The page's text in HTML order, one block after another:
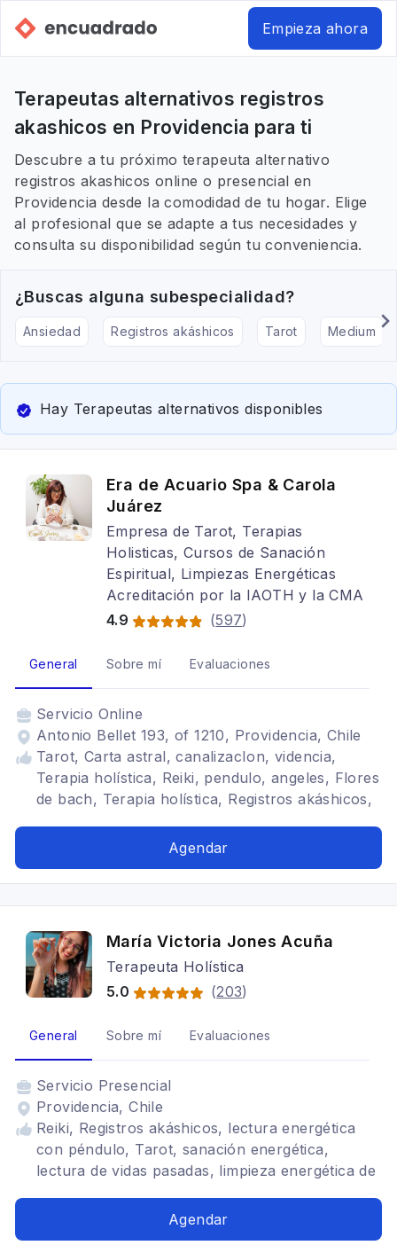
Empieza ahora
Terapeutas alternativos registros
akashicos en Providencia para ti
Descubre a tu próximo terapeuta alternativo
registros akashicos online o presencial en
Providencia desde la comodidad de tu hogar. Elige
al profesional que se adapte a tus necesidades y
consulta su disponibilidad según tu conveniencia.
¿Buscas alguna subespecialidad?
Ansiedad Registros akáshicos Tarot Medium
Hay Terapeutas alternativos disponibles
Era de Acuario Spa & Carola
Juárez
Empresa de Tarot, Terapias
Holisticas, Cursos de Sanación
Espiritual, Limpiezas Energéticas
Acreditación por la IAOTH y la CMA
4.9
(597)
General Sobre mí Evaluaciones
Servicio Online
Antonio Bellet 193, of 1210, Providencia, Chile
Tarot, Carta astral, canalizacIon, videncia,
Terapia holística, Reiki, pendulo, angeles, Flores
de bach, Terapia holística, Registros akáshicos,
Mascotas, cursos, Reiki Angelico, sanaciones,
canalizaciones espirituales, radiestesia, tarot
online, canalizacion angelical, cruz ankh,
terapia floral, Mesa radionica, Gemoterapia,
runas, Carta Astral Karmica, Canalizaciones con
seres Fallecidos, Limpiezas Energéticas,
Eliminación de Trabajos de Magia Negra,
Bloqueos Espirituales, Restauración y Equilibrio
Energético
Agendar
María Victoria Jones Acuña
Terapeuta Holística
5.0
(203)
General Sobre mí Evaluaciones
Servicio Presencial
Providencia, Chile
Reiki, Registros akáshicos, lectura energética
con péndulo, Tarot, sanación energética,
lectura de vidas pasadas, limpieza energética de
holística, autoconocimiento, Medium
Agendar